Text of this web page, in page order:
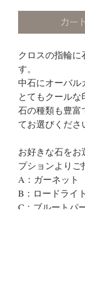
カー
クロスの指輪
す。
中石にオーバル
とてもクールな
石の種類も豊富
てお選びくださ
お好きな石をお
プションよりご
A：ガーネット
B：ロードライ
C：ブルートパ